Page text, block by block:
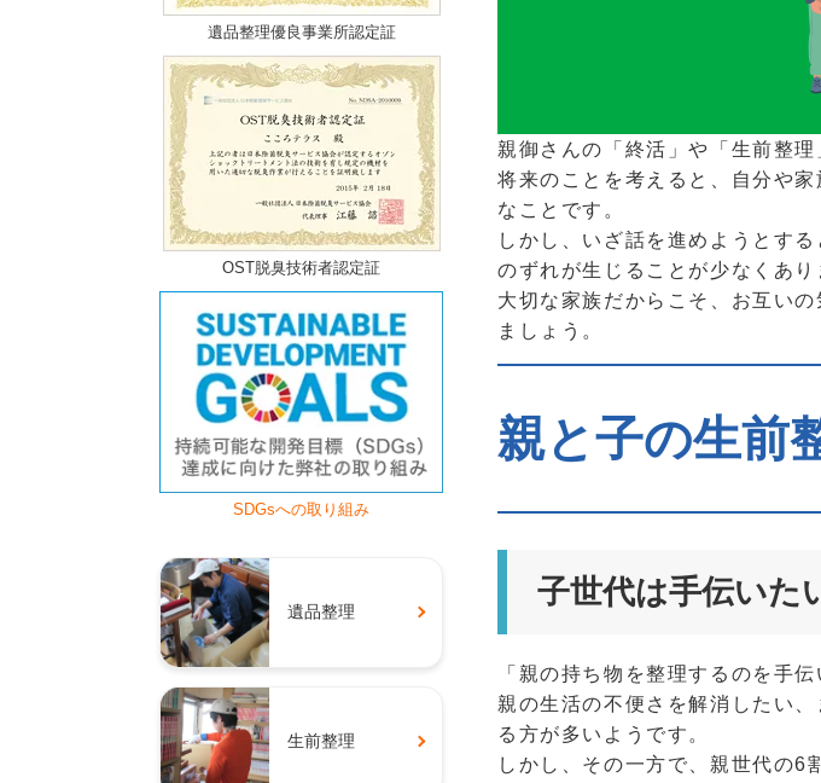
親御さんの「終活」や「生前整
将来のことを考えると、自分や
なことです。
しかし、いざ話を進めようとす
のずれが生じることが少なくあり
大切な家族だからこそ、お互い
ましょう。
親と子の生前
子世代は手伝いた
「親の持ち物を整理するのを手
親の生活の不便さを解消したい
る方が多いようです。
しかし、その一方で、親世代の6
遺品整理優良事業所認定証
OST脱臭技術者認定証
SDGsへの取り組み
遺品整理
生前整理